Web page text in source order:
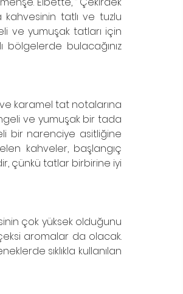
kahvesinin tatlı ve tuzlu
ve yumuşak tatları için
bölgelerde bulacağınız
karamel tat notalarına
ve yumuşak bir tada
bir narenciye asitliğine
kahveler, başlangıç
çünkü tatlar birbirine iyi
çok yüksek olduğunu
aromalar da olacak.
sıklıkla kullanılan